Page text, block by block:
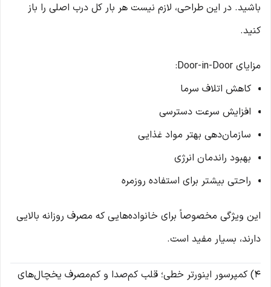
باشید. در این طراحی، لازم نیست هر بار کل درب اصلی را باز
کنید.
مزایای Door-in-Door:
کاهش اتلاف سرما
افزایش سرعت دسترسی
سازمان‌دهی بهتر مواد غذایی
بهبود راندمان انرژی
راحتی بیشتر برای استفاده روزمره
این ویژگی مخصوصاً برای خانواده‌هایی که مصرف روزانه بالایی
دارند، بسیار مفید است.
4) کمپرسور اینورتر خطی؛ قلب کم‌صدا و کم‌مصرف یخچال‌های